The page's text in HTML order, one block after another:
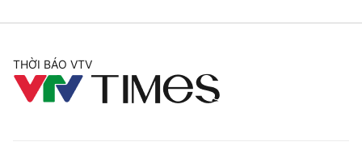
THỜI BÁO VTV